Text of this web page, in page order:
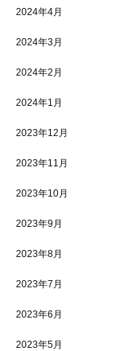
2024年4月
2024年3月
2024年2月
2024年1月
2023年12月
2023年11月
2023年10月
2023年9月
2023年8月
2023年7月
2023年6月
2023年5月